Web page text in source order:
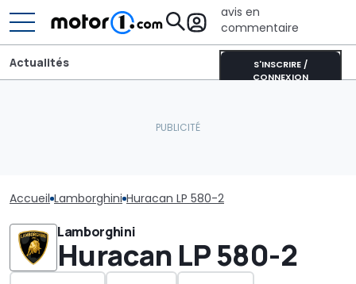
avis en
commentaire
S'INSCRIRE /
CONNEXION
Actualités
Accueil Lamborghini Huracan LP 580-2
Lamborghini
Huracan LP 580-2